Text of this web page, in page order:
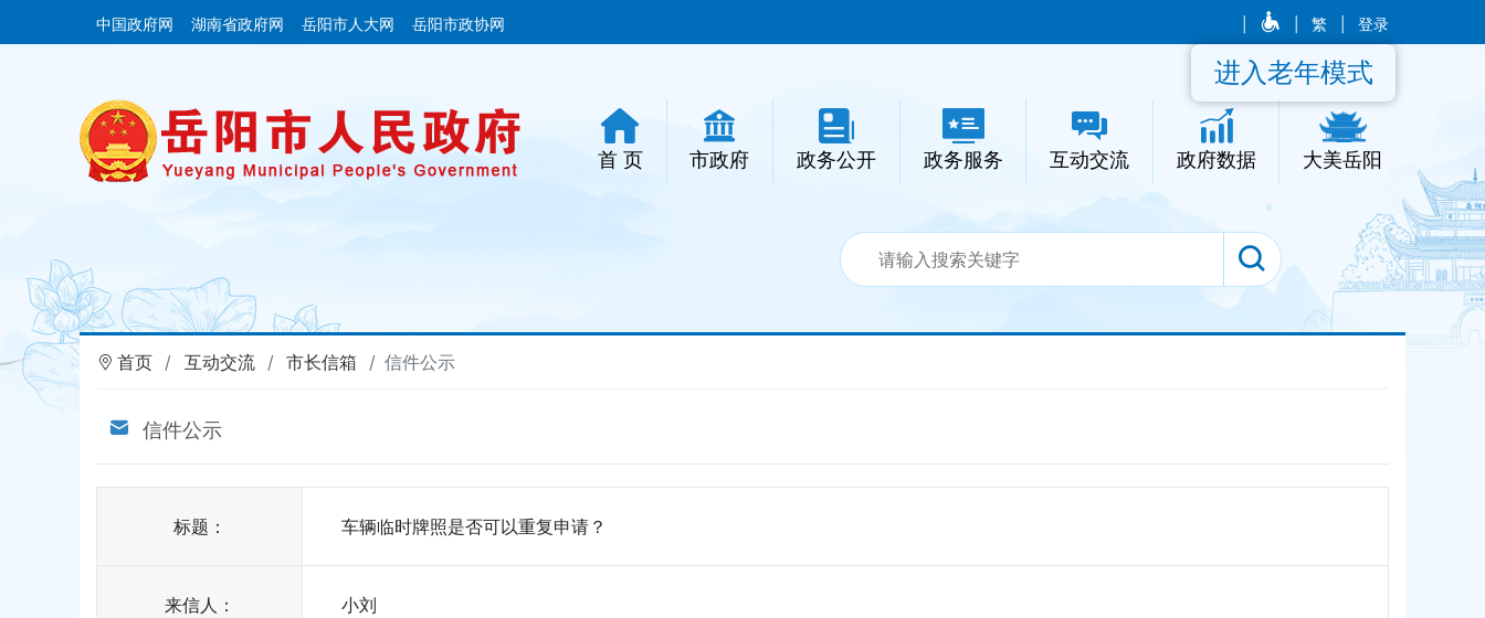
中国政府网 湖南省政府网 岳阳市人大网 岳阳市政协网 繁 登录
首 页 市政府 政务公开 政务服务 互动交流 政府数据 大美岳阳
进入老年模式
首页 互动交流 市长信箱 信件公示
信件公示
标题： 车辆临时牌照是否可以重复申请？
来信人： 小刘